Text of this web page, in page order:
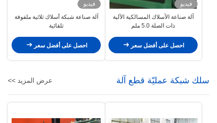
فيديو
آلة صناعة الأسلاك المسالكية الآلية
ذات الصلة 5.0 ملم
احصل على أفضل سعر
فيديو
آلة صناعة شبكة أسلاك ثلاثية ملفوفة
تلقائية
احصل على أفضل سعر
سلك شبكة عمليّة قطع آلة عرض المزيد >>